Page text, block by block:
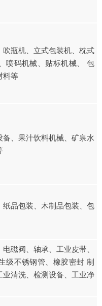
瓶机、立式包装机、枕式
喷码机械、贴标机械、 包
料等
、果汁饮料机械、矿泉水
品包装、木制品包装、包
磁阀、轴承、工业皮带、
级不锈钢管、橡胶密封 制
清洗、检测设备、工业净